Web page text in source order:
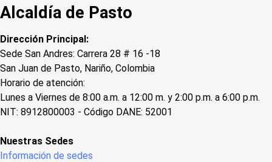
Alcaldía de Pasto
Dirección Principal:
Sede San Andres: Carrera 28 # 16 -18
San Juan de Pasto, Nariño, Colombia
Horario de atención:
Lunes a Viernes de 8:00 a.m. a 12:00 m. y 2:00 p.m. a 6:00 p.m.
NIT: 8912800003 - Código DANE: 52001
Nuestras Sedes
Información de sedes